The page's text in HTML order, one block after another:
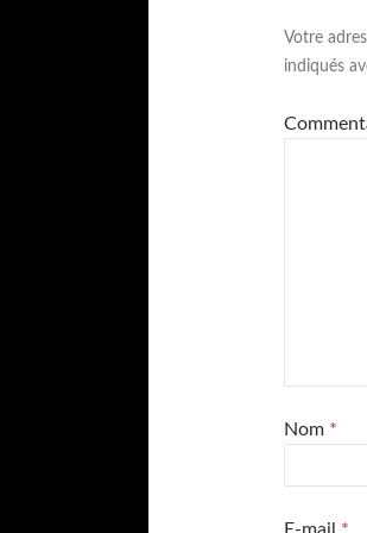
Votre
indiqués
Nom *